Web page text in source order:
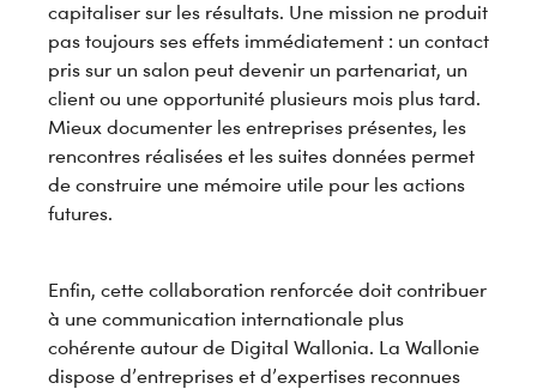
capitaliser sur les résultats. Une mission ne produit
pas toujours ses effets immédiatement : un contact
pris sur un salon peut devenir un partenariat, un
client ou une opportunité plusieurs mois plus tard.
Mieux documenter les entreprises présentes, les
rencontres réalisées et les suites données permet
de construire une mémoire utile pour les actions
futures.
Enfin, cette collaboration renforcée doit contribuer
à une communication internationale plus
cohérente autour de Digital Wallonia. La Wallonie
dispose d’entreprises et d’expertises reconnues